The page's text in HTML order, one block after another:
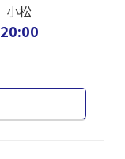
小松
20:00